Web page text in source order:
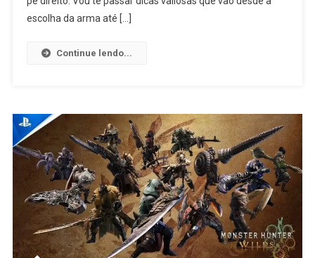
escolha da arma até […]
Continue lendo...